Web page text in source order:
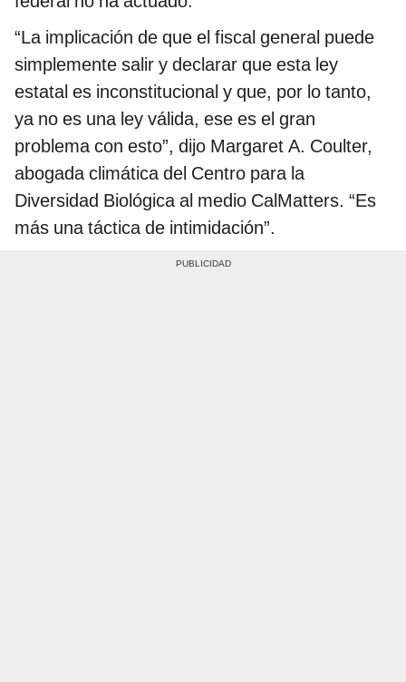
“La implicación de que el fiscal general puede
simplemente salir y declarar que esta ley
estatal es inconstitucional y que, por lo tanto,
ya no es una ley válida, ese es el gran
problema con esto”, dijo Margaret A. Coulter,
abogada climática del Centro para la
Diversidad Biológica al medio CalMatters. “Es
más una táctica de intimidación”.